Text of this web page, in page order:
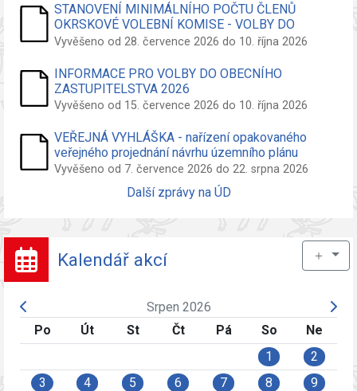
STANOVENÍ MINIMÁLNÍHO POČTU ČLENŮ
OKRSKOVÉ VOLEBNÍ KOMISE - VOLBY DO
ZASTUPITELSTVA OBCE
Vyvěšeno od 28. července 2026 do 10. října 2026
INFORMACE PRO VOLBY DO OBECNÍHO
ZASTUPITELSTVA 2026
Vyvěšeno od 15. července 2026 do 10. října 2026
VEŘEJNÁ VYHLÁŠKA - nařízení opakovaného
veřejného projednání návrhu územního plánu
Vyvěšeno od 7. července 2026 do 22. srpna 2026
Další zprávy na ÚD
Kalendář akcí ＋
Srpen 2026
Po
Út St Čt Pá So
Ne
1
2
3
4 5 6 7 8
9